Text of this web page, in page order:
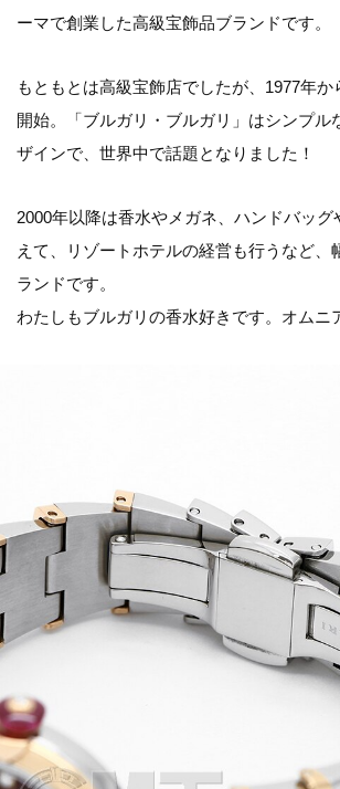
ーマで創業した高級宝飾品ブランドです。
もともとは高級宝飾店でしたが、1977年か
開始。「ブルガリ・ブルガリ」はシンプル
ザインで、世界中で話題となりました！
2000年以降は香水やメガネ、ハンドバッグ
えて、リゾートホテルの経営も行うなど、
ランドです。
わたしもブルガリの香水好きです。オムニ